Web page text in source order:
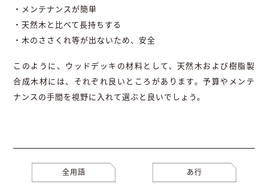
・メンテナンスが簡単
・天然木と比べて長持ちする
・木のささくれ等が出ないため、安全
このように、ウッドデッキの材料として、天然木および樹脂製
合成木材には、それぞれ良いところがあります。予算やメンテ
ナンスの手間を視野に入れて選ぶと良いでしょう。
全用語 あ行